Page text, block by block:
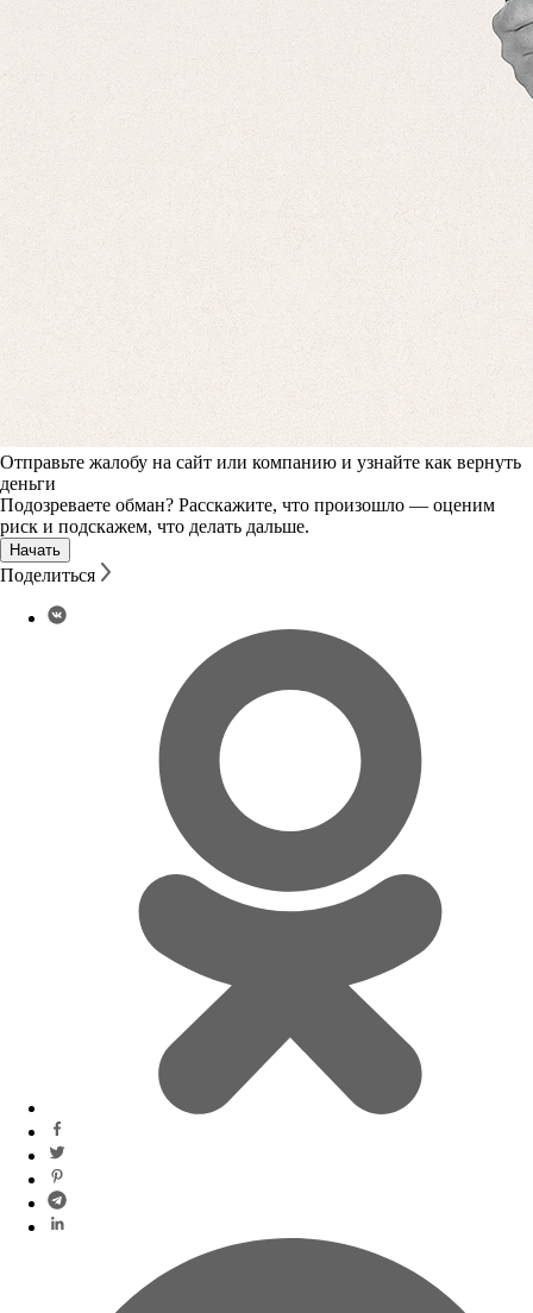
Отправьте жалобу на сайт или компанию и узнайте как вернуть
деньги
Подозреваете обман? Расскажите, что произошло — оценим
риск и подскажем, что делать дальше.
Начать
Поделиться